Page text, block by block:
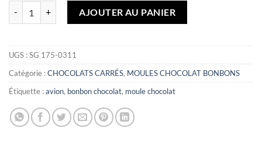
AJOUTER AU PANIER
UGS :SG 175-0311
Catégorie :CHOCOLATS CARRÉS, MOULES CHOCOLAT BONBONS
Étiquette :avion, bonbon chocolat, moule chocolat